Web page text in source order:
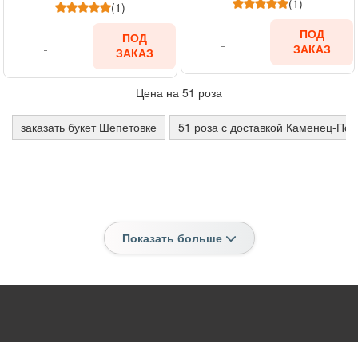
(1)
ПОД
ЗАКАЗ
(1)
ПОД
ЗАКАЗ
Цена на 51 роза
заказать букет Шепетовке 51 роза с доставкой Каменец-
Показать больше